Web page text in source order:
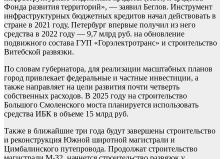
Фонда развития территорий», — заявил Беглов. Инструмент
инфраструктурных бюджетных кредитов начал действовать в
стране в 2021 году, Петербург впервые получил из него
средства в 2022 году — 9,7 млрд руб. на обновление
подвижного состава ГУП «Горэлектротранс» и строительство
Витебской развязки.
По словам губернатора, для реализации масштабных планов
город привлекает федеральные и частные инвестиции, а
также направляет на цели развития почти четверть
собственных расходов. В 2025 году на строительство
Большого Смоленского моста планируется использовать
средства ИБК в объеме 15 млрд руб.
Также в ближайшие три года будут завершены строительство
и реконструкция Южной широтной магистрали и
Цимбалинского путепровода. Продолжат строительство